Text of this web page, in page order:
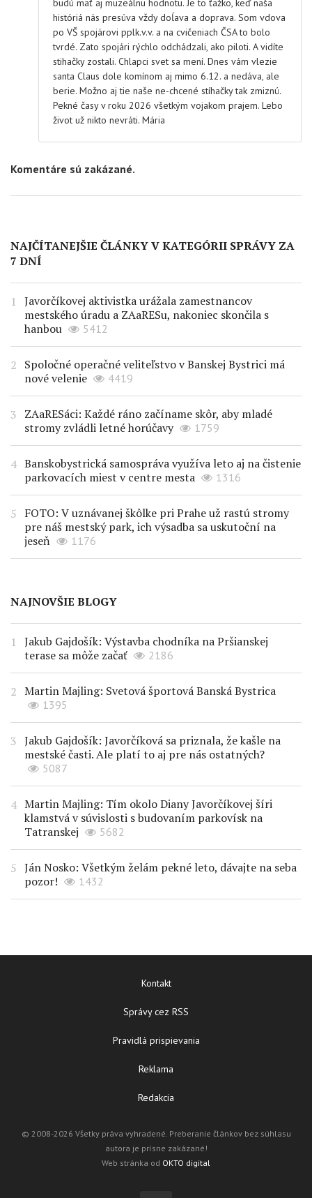
budú mať aj muzeálnu hodnotu. Je to ťažko, keď naša
históriá nás presúva vždy doĺava a doprava. Som vdova
po VŠ spojárovi pplk.v.v. a na cvičeniach ČSA to bolo
tvrdé. Zato spojári rýchlo odchádzali, ako piloti. A vidíte
stihačky zostali. Chlapci svet sa mení. Dnes vám vlezie
santa Claus dole komínom aj mimo 6.12. a nedáva, ale
berie. Možno aj tie naše ne-chcené stíhačky tak zmiznú.
Pekné časy v roku 2026 všetkým vojakom prajem. Lebo
život už nikto nevráti. Mária
Komentáre sú zakázané.
NAJČÍTANEJŠIE ČLÁNKY V KATEGÓRII SPRÁVY ZA
7 DNÍ
Javorčíkovej aktivistka urážala zamestnancov
mestského úradu a ZAaRESu, nakoniec skončila s
hanbou
5412
Spoločné operačné veliteľstvo v Banskej Bystrici má
nové velenie
4419
ZAaRESáci: Každé ráno začíname skôr, aby mladé
stromy zvládli letné horúčavy
1759
Banskobystrická samospráva využíva leto aj na čistenie
parkovacích miest v centre mesta
1316
FOTO: V uznávanej škôlke pri Prahe už rastú stromy
pre náš mestský park, ich výsadba sa uskutoční na
jeseň
1176
NAJNOVŠIE BLOGY
Jakub Gajdošík: Výstavba chodníka na Pršianskej
terase sa môže začať
2186
Martin Majling: Svetová športová Banská Bystrica
1395
Jakub Gajdošík: Javorčíková sa priznala, že kašle na
mestské časti. Ale platí to aj pre nás ostatných?
5087
Martin Majling: Tím okolo Diany Javorčíkovej šíri
klamstvá v súvislosti s budovaním parkovísk na
Tatranskej
5682
Ján Nosko: Všetkým želám pekné leto, dávajte na seba
pozor!
1432
Kontakt
Správy cez RSS
Pravidlá prispievania
Reklama
Redakcia
© 2008-2026 Všetky práva vyhradené. Preberanie článkov bez súhlasu
autora je prísne zakázané!
Web stránka od OKTO digital